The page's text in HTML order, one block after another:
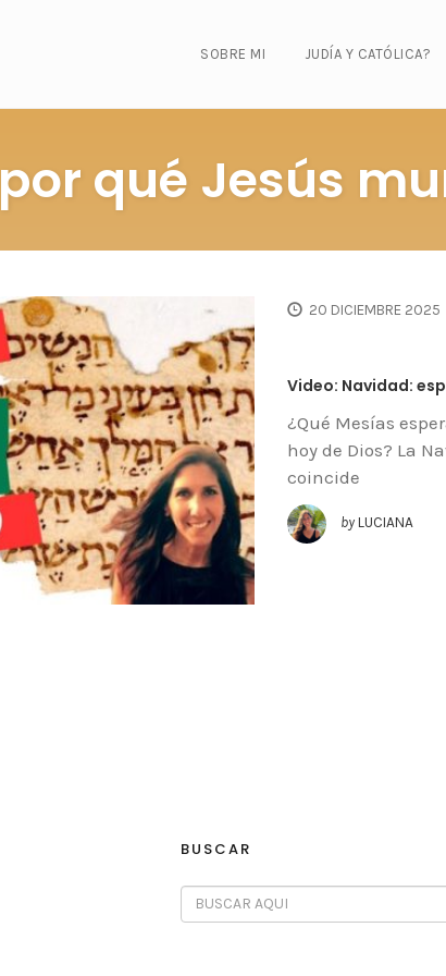
SOBRE MI JUDÍA Y CATÓLICA?
por qué Jesús
20 DICIEMBRE 2025
Video: Navidad:
¿Qué Mesías
hoy de Dios? La
coincide
by LUCIANA
BUSCAR